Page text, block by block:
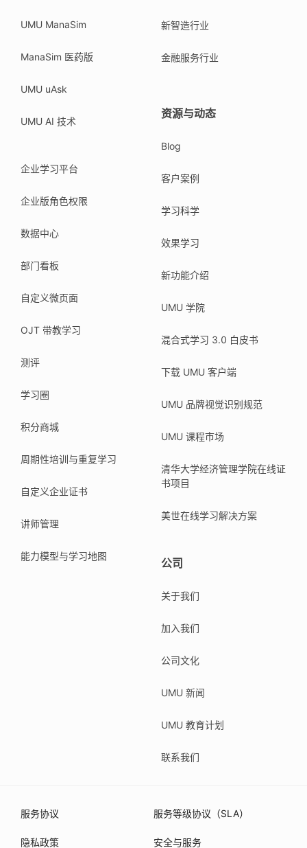
UMU ManaSim
ManaSim 医药版
UMU uAsk
UMU AI 技术
企业学习平台
企业版角色权限
数据中心
部门看板
自定义微页面
OJT 带教学习
测评
学习圈
积分商城
周期性培训与重复学习
自定义企业证书
讲师管理
能力模型与学习地图
新智造行业
金融服务行业
资源与动态
Blog
客户案例
学习科学
效果学习
新功能介绍
UMU 学院
混合式学习 3.0 白皮书
下载 UMU 客户端
UMU 品牌视觉识别规范
UMU 课程市场
清华大学经济管理学院在线证
书项目
美世在线学习解决方案
公司
关于我们
加入我们
公司文化
UMU 新闻
UMU 教育计划
联系我们
服务协议 服务等级协议（SLA）
隐私政策 安全与服务